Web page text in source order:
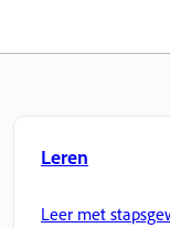
Leren
Leer met